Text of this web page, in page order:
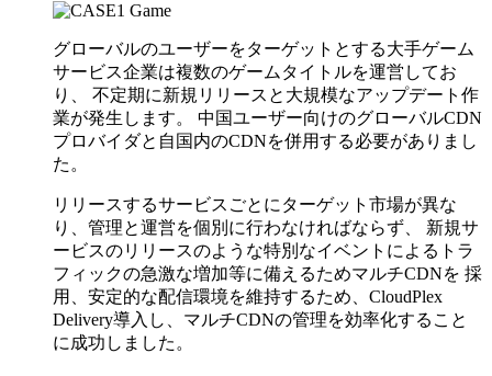
グローバルのユーザーをターゲットとする大手ゲーム
サービス企業は複数のゲームタイトルを運営してお
り、 不定期に新規リリースと大規模なアップデート作
業が発生します。 中国ユーザー向けのグローバルCDN
プロバイダと自国内のCDNを併用する必要がありまし
た。
リリースするサービスごとにターゲット市場が異な
り、管理と運営を個別に行わなければならず、 新規サ
ービスのリリースのような特別なイベントによるトラ
フィックの急激な増加等に備えるためマルチCDNを 採
用、安定的な配信環境を維持するため、CloudPlex
Delivery導入し、マルチCDNの管理を効率化すること
に成功しました。